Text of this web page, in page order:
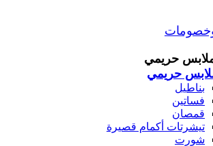
حريمي
حريمي
بناطيل
فساتين
قمصان
تيشرتات أكمام قصيرة
شورت